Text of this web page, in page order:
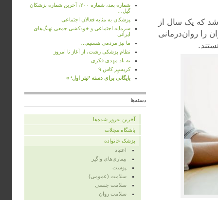
که یک سال از
را روان‌درمانی
شماره بعد، شماره ۲۰۰، آخرین شماره پزشکان
گیل…
پزشکان به‌ مثابه فعالان اجتماعی
سرمایه اجتماعی و خودکشی جمعی نهنگ‌های
ایرانی
ما نیز مردمی هستیم…
نظام پزشکی رشت، از آغاز تا امروز
به ‌یاد مهدی فکری
کریسپِر کاس ۹
بایگانی برای دسته ’تیتر اول‘ »
دسته‌ها
آخرین به‌روز شده‌ها
باشگاه مجلات
پزشک خانواده
اعتیاد
بیماری‌های واگیر
پوست
سلامت (عمومی)
سلامت جنسی
سلامت روان